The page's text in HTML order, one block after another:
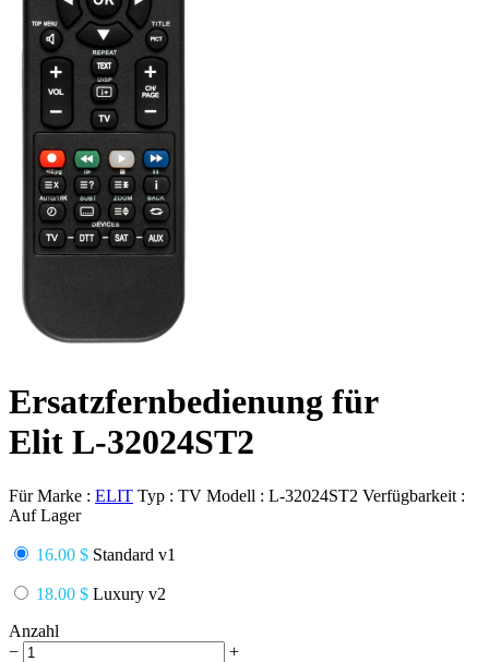
Ersatzfernbedienung für
Elit L-32024ST2
Für Marke : ELIT Typ : TV Modell : L-32024ST2 Verfügbarkeit :
Auf Lager
16.00 $ Standard v1
18.00 $ Luxury v2
Anzahl
−
+